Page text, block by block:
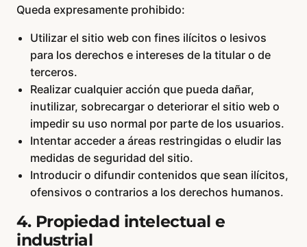
Queda expresamente prohibido:
Utilizar el sitio web con fines ilícitos o lesivos
para los derechos e intereses de la titular o de
terceros.
Realizar cualquier acción que pueda dañar,
inutilizar, sobrecargar o deteriorar el sitio web o
impedir su uso normal por parte de los usuarios.
Intentar acceder a áreas restringidas o eludir las
medidas de seguridad del sitio.
Introducir o difundir contenidos que sean ilícitos,
ofensivos o contrarios a los derechos humanos.
4. Propiedad intelectual e
industrial